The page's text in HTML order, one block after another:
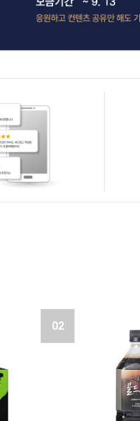
02